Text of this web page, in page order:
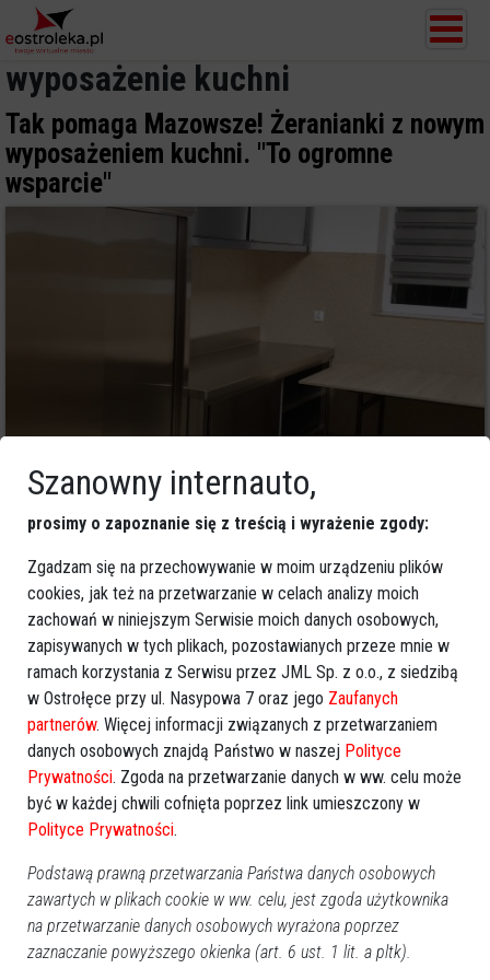
wyposażenie kuchni
Tak pomaga Mazowsze! Żeranianki z nowym
wyposażeniem kuchni. "To ogromne
wsparcie"
Powiat ostrołecki
2025-11-10 13:09
Poprzednia Następna
Kategorie
Ostrołęka
Powiat ostrołecki
Sport
Balujemy
Region
Polska
Kościół i społeczeństwo
TV Ostrołęka
Kalendarz imprez
Szanowny internauto,
prosimy o zapoznanie się z treścią i wyrażenie zgody:
Zgadzam się na przechowywanie w moim urządzeniu plików
cookies, jak też na przetwarzanie w celach analizy moich
zachowań w niniejszym Serwisie moich danych osobowych,
zapisywanych w tych plikach, pozostawianych przeze mnie w
ramach korzystania z Serwisu przez JML Sp. z o.o., z siedzibą
w Ostrołęce przy ul. Nasypowa 7 oraz jego Zaufanych
partnerów. Więcej informacji związanych z przetwarzaniem
danych osobowych znajdą Państwo w naszej Polityce
Prywatności. Zgoda na przetwarzanie danych w ww. celu może
być w każdej chwili cofnięta poprzez link umieszczony w
Polityce Prywatności.
Podstawą prawną przetwarzania Państwa danych osobowych
zawartych w plikach cookie w ww. celu, jest zgoda użytkownika
na przetwarzanie danych osobowych wyrażona poprzez
zaznaczanie powyższego okienka (art. 6 ust. 1 lit. a pltk).